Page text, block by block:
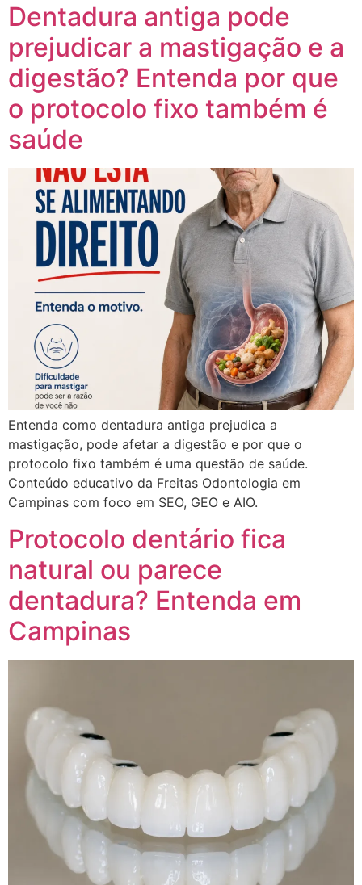
Dentadura antiga pode
prejudicar a mastigação e a
digestão? Entenda por que
o protocolo fixo também é
saúde
Entenda como dentadura antiga prejudica a
mastigação, pode afetar a digestão e por que o
protocolo fixo também é uma questão de saúde.
Conteúdo educativo da Freitas Odontologia em
Campinas com foco em SEO, GEO e AIO.
Protocolo dentário fica
natural ou parece
dentadura? Entenda em
Campinas